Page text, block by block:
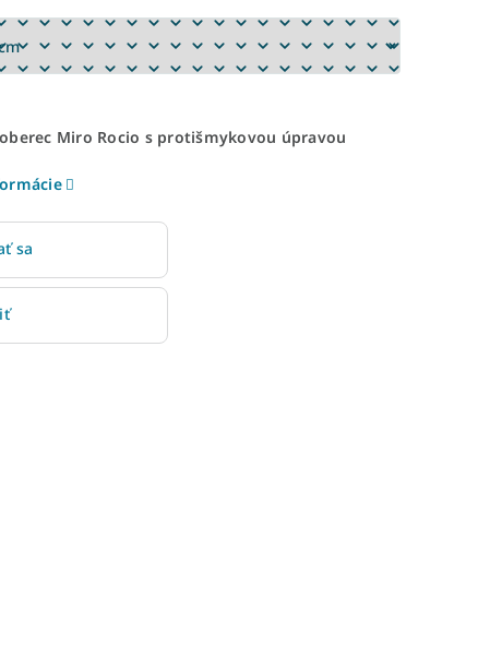
Miro Rocio s protišmykovou úpravou
sa